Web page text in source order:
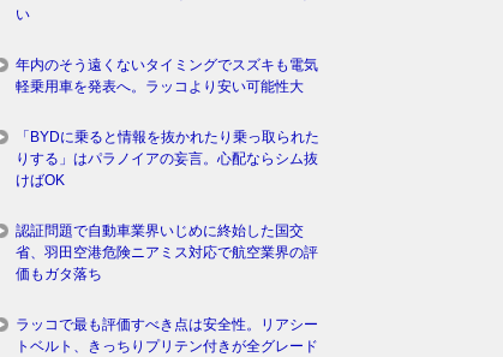
い
年内のそう遠くないタイミングでスズキも電気
軽乗用車を発表へ。ラッコより安い可能性大
「BYDに乗ると情報を抜かれたり乗っ取られた
りする」はパラノイアの妄言。心配ならシム抜
けばOK
認証問題で自動車業界いじめに終始した国交
省、羽田空港危険ニアミス対応で航空業界の評
価もガタ落ち
ラッコで最も評価すべき点は安全性。リアシー
トベルト、きっちりプリテン付きが全グレード